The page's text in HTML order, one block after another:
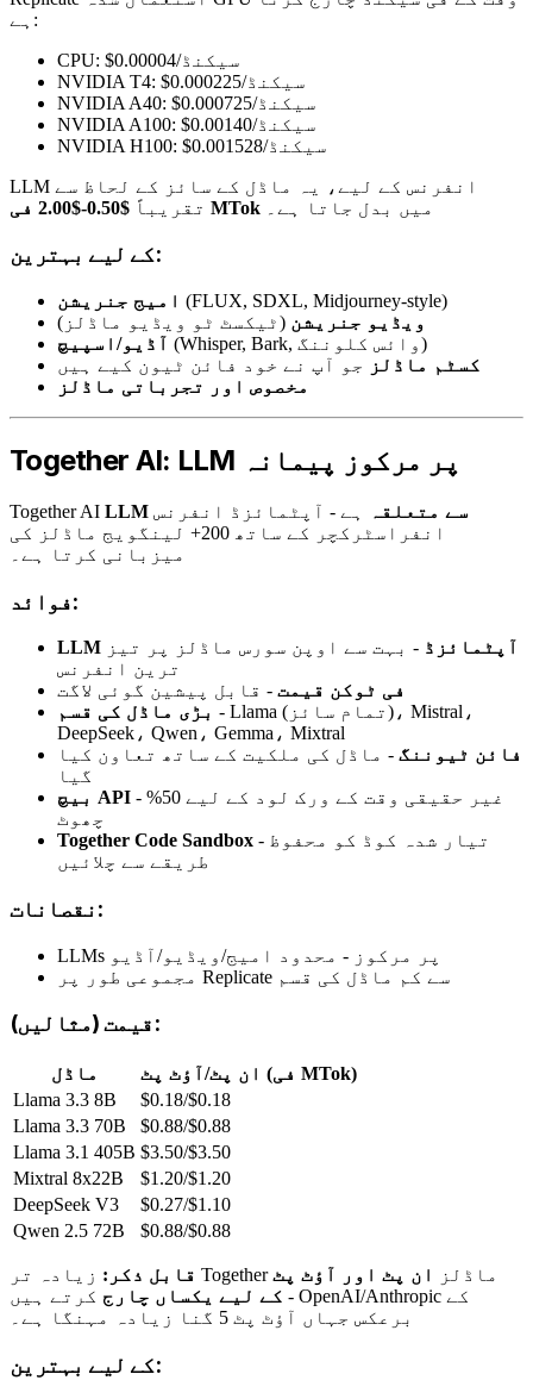
ہے:
CPU: $0.00004/سیکنڈ
NVIDIA T4: $0.000225/سیکنڈ
NVIDIA A40: $0.000725/سیکنڈ
NVIDIA A100: $0.00140/سیکنڈ
NVIDIA H100: $0.001528/سیکنڈ
LLM انفرنس کے لیے، یہ ماڈل کے سائز کے لحاظ سے
تقریباً $0.50-$2.00 فی MTok میں بدل جاتا ہے۔
کے لیے بہترین:
امیج جنریشن (FLUX, SDXL, Midjourney-style)
ویڈیو جنریشن (ٹیکسٹ ٹو ویڈیو ماڈلز)
آڈیو/اسپیچ
(Whisper, Bark, وائس کلوننگ)
کسٹم ماڈلز
جو آپ نے خود فائن ٹیون کیے ہیں
مخصوص اور تجرباتی ماڈلز
Together AI: LLM پر مرکوز پیمانہ
Together AI LLM سے متعلقہ
ہے - آپٹمائزڈ انفرنس
انفراسٹرکچر کے ساتھ 200+ لینگویج ماڈلز کی
میزبانی کرتا ہے۔
فوائد:
LLM آپٹمائزڈ - بہت سے اوپن سورس ماڈلز پر تیز
ترین انفرنس
فی ٹوکن قیمت - قابل پیشین گوئی لاگت
بڑی ماڈل کی قسم - Llama (تمام سائز)، Mistral،
DeepSeek، Qwen، Gemma، Mixtral
فائن ٹیوننگ - ماڈل کی ملکیت کے ساتھ تعاون کیا
گیا
بیچ API - غیر حقیقی وقت کے ورک لود کے لیے 50%
چھوٹ
Together Code Sandbox - تیار شدہ کوڈ کو محفوظ
طریقے سے چلائیں
نقصانات:
LLMs پر مرکوز - محدود امیج/ویڈیو/آڈیو
مجموعی طور پر Replicate سے کم ماڈل کی قسم
قیمت (مثالیں):
ماڈل
ان پٹ/آؤٹ پٹ (فی MTok)
Llama 3.3 8B
$0.18/$0.18
Llama 3.3 70B
$0.88/$0.88
Llama 3.1 405B $3.50/$3.50
Mixtral 8x22B
$1.20/$1.20
DeepSeek V3
$0.27/$1.10
Qwen 2.5 72B
$0.88/$0.88
قابل ذکر: زیادہ تر Together ماڈلز
ان پٹ اور آؤٹ پٹ
کے لیے یکساں چارج کرتے ہیں - OpenAI/Anthropic کے
برعکس جہاں آؤٹ پٹ 5 گنا زیادہ مہنگا ہے۔
کے لیے بہترین: